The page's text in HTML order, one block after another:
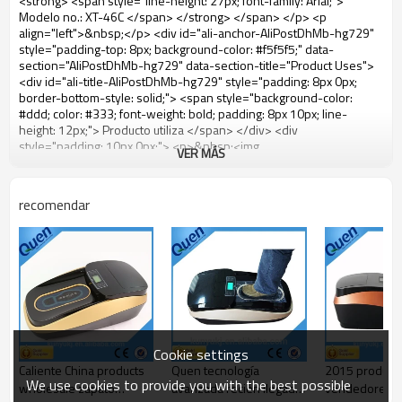
VER MÁS
recomendar
Caliente China products
wholesale zapato
Quen tecnología
avanzada recién llegado
2015
vendedores
Cookie settings
We use cookies to provide you with the best possible